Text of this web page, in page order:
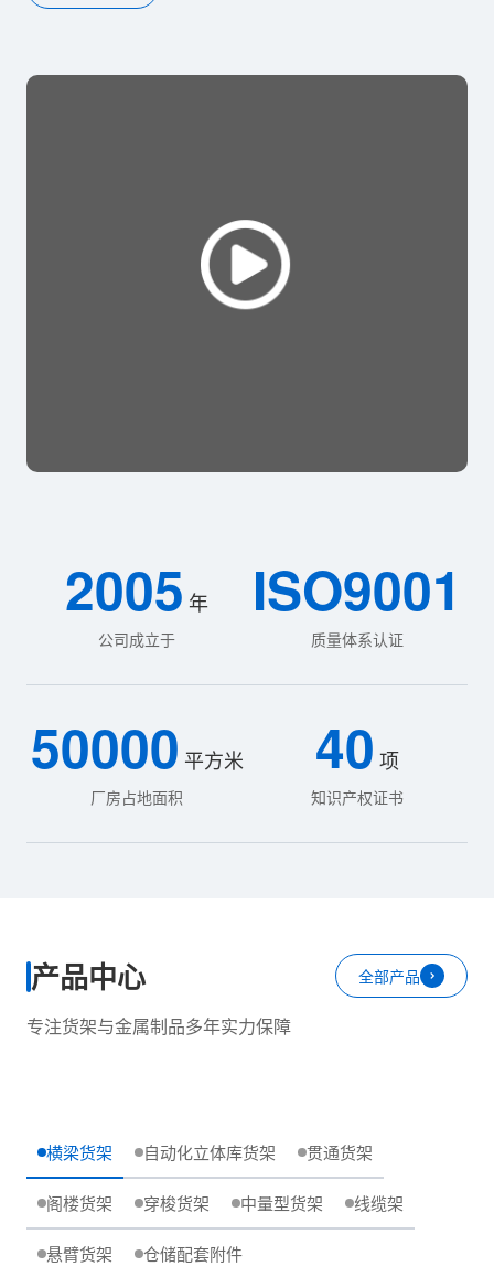
2005 年
公司成立于
ISO9001
质量体系认证
50000 平方米
厂房占地面积
40 项
知识产权证书
产品中心
专注货架与金属制品多年实力保障
全部产品
横梁货架 自动化立体库货架 贯通货架
阁楼货架 穿梭货架 中量型货架 线缆架
悬臂货架 仓储配套附件